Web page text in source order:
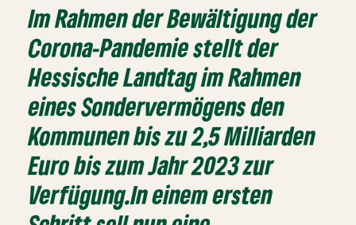
Im Rahmen der Bewältigung der
Corona-Pandemie stellt der
Hessische Landtag im Rahmen
eines Sondervermögens den
Kommunen bis zu 2,5 Milliarden
Euro bis zum Jahr 2023 zur
Verfügung.In einem ersten